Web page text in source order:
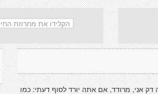
דק אני, מרודד, אם אתה יורד לסוף דעתי: כמו